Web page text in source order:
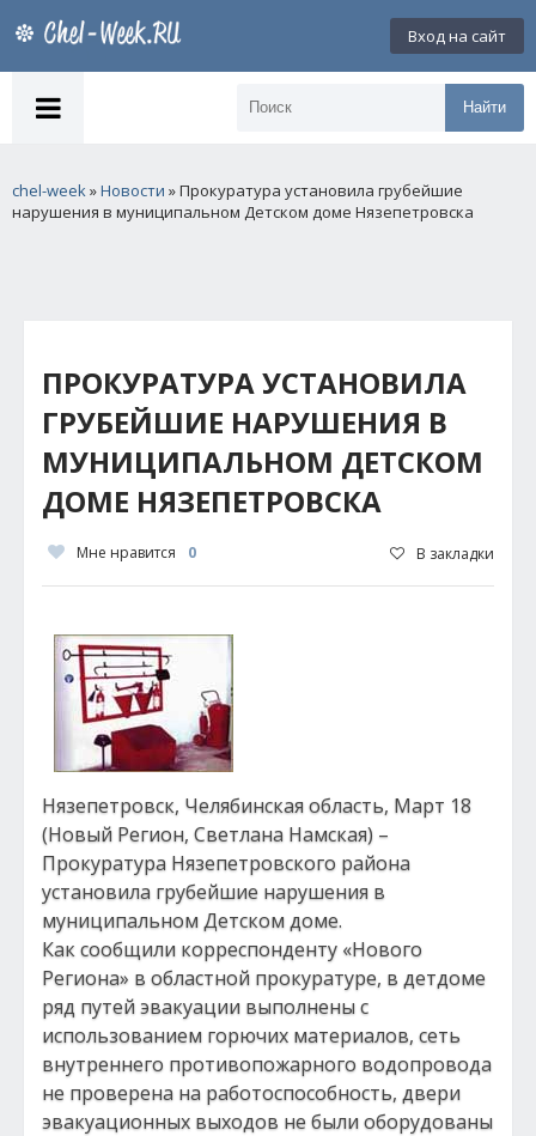
Вход на сайт
Найти
chel-week»Новости » Прокуратура установила грубейшие
нарушения в муниципальном Детском доме Нязепетровска
ПРОКУРАТУРА УСТАНОВИЛА
ГРУБЕЙШИЕ НАРУШЕНИЯ В
МУНИЦИПАЛЬНОМ ДЕТСКОМ
ДОМЕ НЯЗЕПЕТРОВСКА
Мне нравится 0 В закладки
Нязепетровск, Челябинская область, Март 18
(Новый Регион, Светлана Намская) –
Прокуратура Нязепетровского района
установила грубейшие нарушения в
муниципальном Детском доме.
Как сообщили корреспонденту «Нового
Региона» в областной прокуратуре, в детдоме
ряд путей эвакуации выполнены с
использованием горючих материалов, сеть
внутреннего противопожарного водопровода
не проверена на работоспособность, двери
эвакуационных выходов не были оборудованы